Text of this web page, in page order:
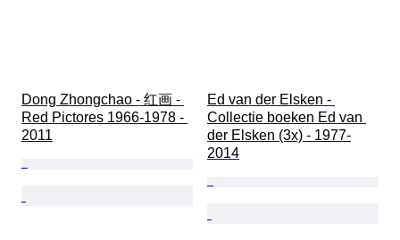
Dong Zhongchao - 红画 -
Red Pictores 1966-1978 -
2011
Ed van der Elsken -
Collectie boeken Ed van
der Elsken (3x) - 1977-
2014